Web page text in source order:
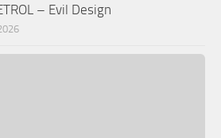
– Evil Design